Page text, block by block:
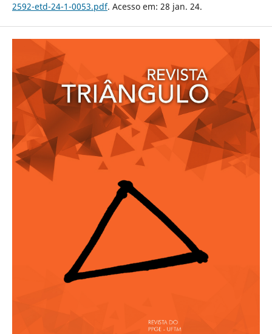
2592-etd-24-1-0053.pdf. Acesso em: 28 jan. 24.